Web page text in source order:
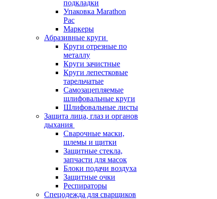
подкладки
Упаковка Marathon
Pac
Маркеры
Абразивные круги
Круги отрезные по
металлу
Круги зачистные
Круги лепестковые
тарельчатые
Самозацепляемые
шлифовальные круги
Шлифовальные листы
Защита лица, глаз и органов
дыхания
Сварочные маски,
шлемы и щитки
Защитные стекла,
запчасти для масок
Блоки подачи воздуха
Защитные очки
Респираторы
Спецодежда для сварщиков